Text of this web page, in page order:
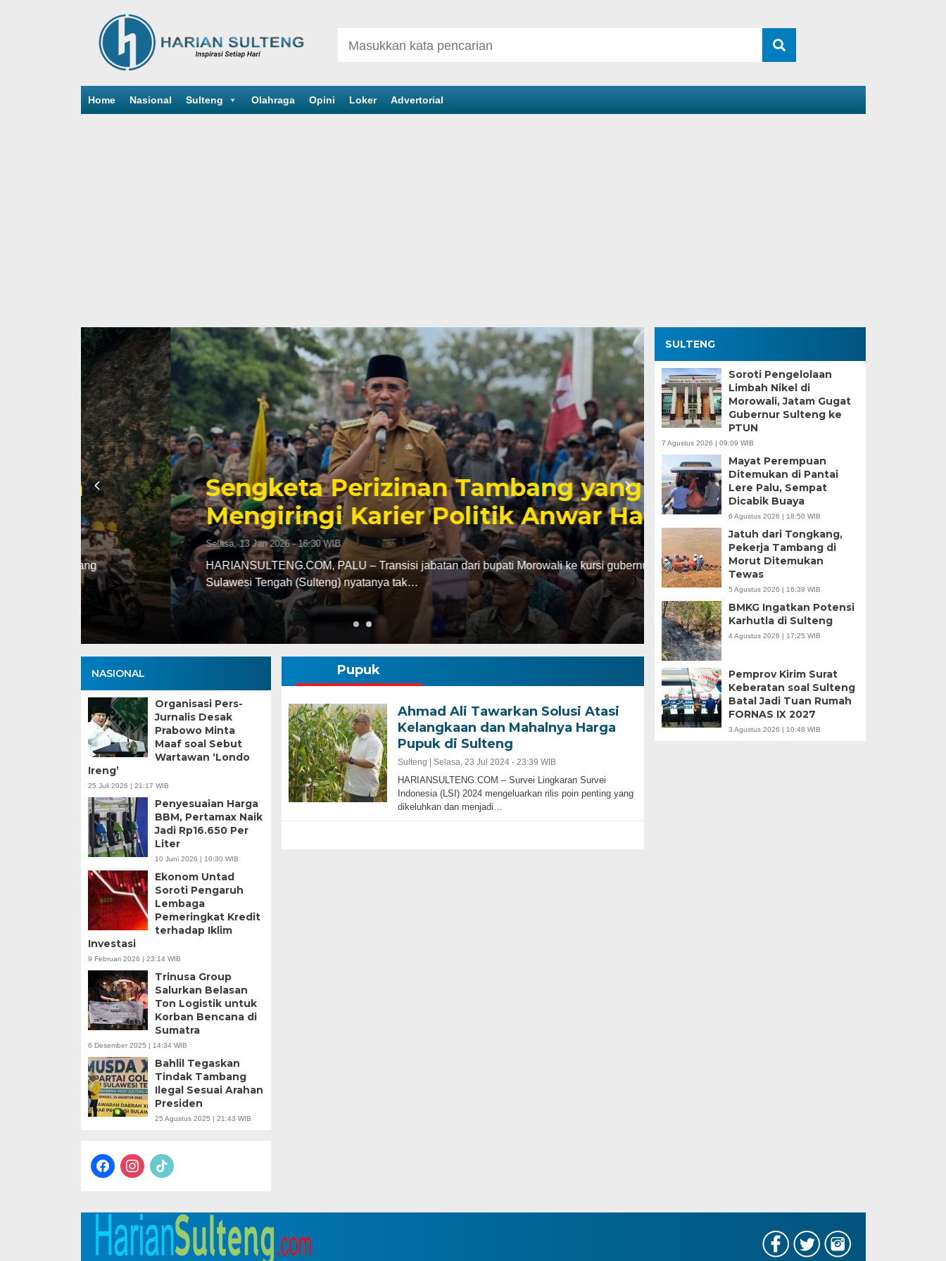
Home Nasional Sulteng Olahraga Opini Loker Advertorial
Sengketa Perizinan Tambang yang
Mengiringi Karier Politik Anwar Hafid
Selasa, 13 Jan 2026 - 16:30 WIB
HARIANSULTENG.COM, PALU – Transisi jabatan dari bupati Morowali ke kursi gubernur
Sulawesi Tengah (Sulteng) nyatanya tak…
Kesaksian Buruh
Industri Nikel di
Minggu, 5 Jan 2025 - 18:59 WIB
HARIANSULTENG.COM, MOROWALI – Industri
punggung ekspor nasional. Mantra hilirisasi terus…
NASIONAL
Organisasi Pers-
Jurnalis Desak
Prabowo Minta
Maaf soal Sebut
Wartawan ‘Londo
Ireng’
25 Juli 2026 | 21:17 WIB
Penyesuaian Harga
BBM, Pertamax Naik
Jadi Rp16.650 Per
Liter
10 Juni 2026 | 10:30 WIB
Ekonom Untad
Soroti Pengaruh
Lembaga
Pemeringkat Kredit
terhadap Iklim
Investasi
9 Februari 2026 | 23:14 WIB
Trinusa Group
Salurkan Belasan
Ton Logistik untuk
Korban Bencana di
Sumatra
6 Desember 2025 | 14:34 WIB
Bahlil Tegaskan
Tindak Tambang
Ilegal Sesuai Arahan
Presiden
25 Agustus 2025 | 21:43 WIB
facebookinstagram
tiktok
Pupuk
Ahmad Ali Tawarkan Solusi Atasi
Kelangkaan dan Mahalnya Harga
Pupuk di Sulteng
Sulteng | Selasa, 23 Jul 2024 - 23:39 WIB
HARIANSULTENG.COM – Survei Lingkaran Survei
Indonesia (LSI) 2024 mengeluarkan rilis poin penting yang
dikeluhkan dan menjadi…
SULTENG
Soroti Pengelolaan
Limbah Nikel di
Morowali, Jatam Gugat
Gubernur Sulteng ke
PTUN
7 Agustus 2026 | 09:09 WIB
Mayat Perempuan
Ditemukan di Pantai
Lere Palu, Sempat
Dicabik Buaya
6 Agustus 2026 | 18:50 WIB
Jatuh dari Tongkang,
Pekerja Tambang di
Morut Ditemukan
Tewas
5 Agustus 2026 | 16:39 WIB
BMKG Ingatkan Potensi
Karhutla di Sulteng
4 Agustus 2026 | 17:25 WIB
Pemprov Kirim Surat
Keberatan soal Sulteng
Batal Jadi Tuan Rumah
FORNAS IX 2027
3 Agustus 2026 | 10:48 WIB